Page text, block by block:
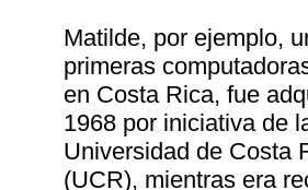
Matilde, por ejemplo,
primeras
en Costa Rica, fue
1968 por iniciativa de
Universidad de Costa
(UCR), mientras era